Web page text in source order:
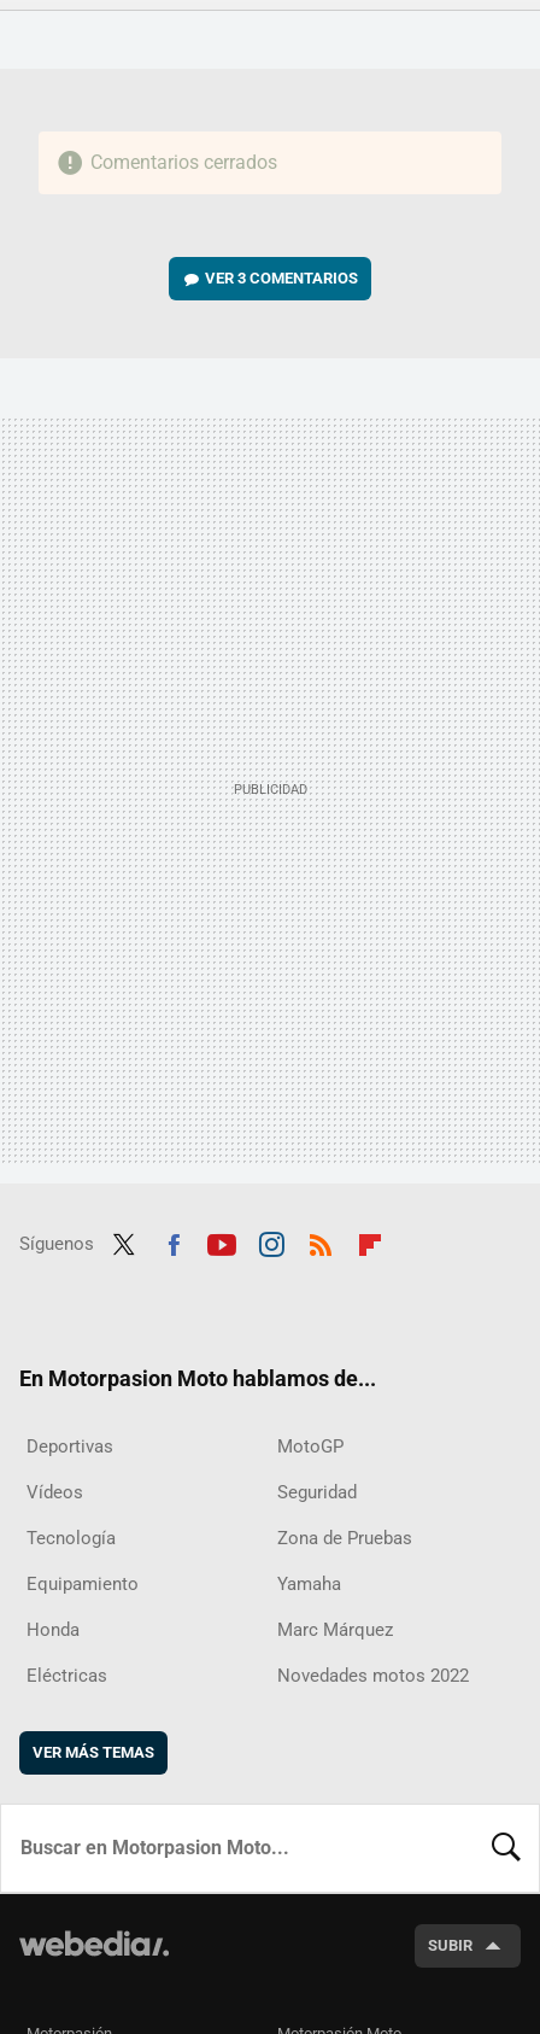
FACEBOOKTWITTERFLIPBOARD
E-
WHATSAPP
Comentarios cerrados
VER3 COMENTARIOS
Síguenos
En Motorpasion Moto hablamos de...
Deportivas MotoGP
Vídeos Seguridad
Tecnología Zona de Pruebas
Equipamiento Yamaha
Honda Marc Márquez
Eléctricas Novedades motos 2022
VER MÁS TEMAS
SUBIR